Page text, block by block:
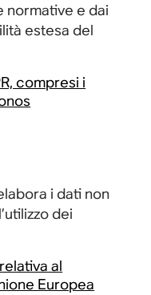
normative e dai
estesa del
compresi i
i dati non
dei
al
Europea